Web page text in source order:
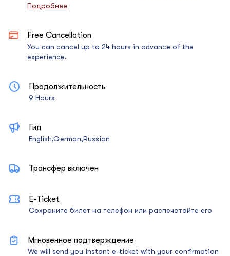
Подробнее
Free Cancellation
You can cancel up to 24 hours in advance of the
experience.
Продолжительность
9 Hours
Гид
English,German,Russian
Трансфер включен
E-Ticket
Сохраните билет на телефон или распечатайте его
Мгновенное подтверждение
We will send you instant e-ticket with your confirmation